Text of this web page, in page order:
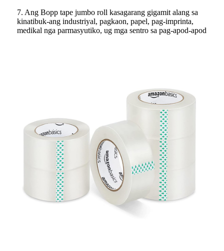
7. Ang Bopp tape jumbo roll kasagarang gigamit alang sa
kinatibuk-ang industriyal, pagkaon, papel, pag-imprinta,
medikal nga parmasyutiko, ug mga sentro sa pag-apod-apod